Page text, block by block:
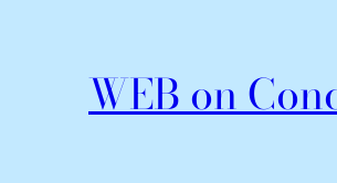
WEB on